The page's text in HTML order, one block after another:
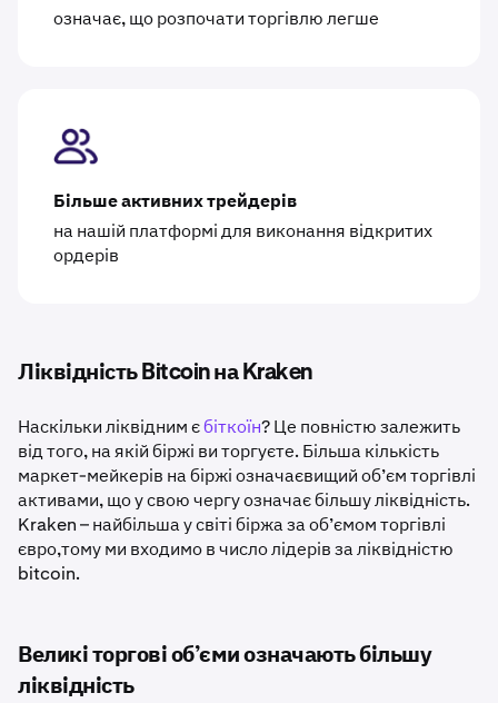
означає, що розпочати торгівлю легше
Більше активних трейдерів
на нашій платформі для виконання відкритих
ордерів
Ліквідність Bitcoin на Kraken
Наскільки ліквідним єбіткоїн? Це повністю залежить
від того, на якій біржі ви торгуєте. Більша кількість
маркет-мейкерів на біржі означаєвищий об’єм торгівлі
активами, що у свою чергу означає більшу ліквідність.
Kraken – найбільша у світі біржа за об’ємом торгівлі
євро,тому ми входимо в число лідерів за ліквідністю
bitcoin.
Великі торгові об’єми означають більшу
ліквідність